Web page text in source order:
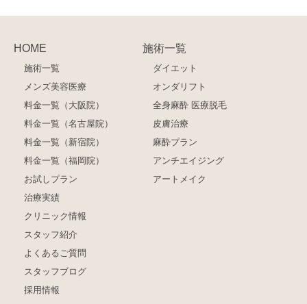
HOME
施術一覧
メンズ美容医療
料金一覧（大阪院）
料金一覧（名古屋院）
料金一覧（新宿院）
料金一覧（福岡院）
お試しプラン
治療実績
クリニック情報
スタッフ紹介
よくあるご質問
スタッフブログ
採用情報
施術一覧
ダイエット
オンダリフト
全身麻酔 医療脱毛
皮膚治療
麻酔プラン
アンチエイジング
アートメイク